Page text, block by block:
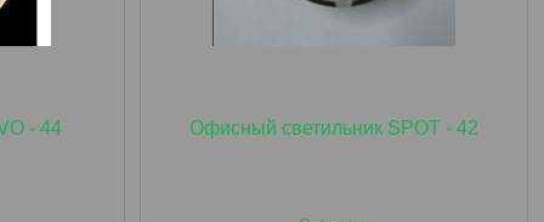
- 44 Офисный светильник SPOT - 42